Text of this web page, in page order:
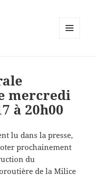
mercredi
à 20h00
lu dans la presse,
prochainement
du
de la Milice